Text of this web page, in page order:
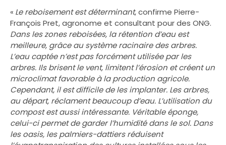
« Le reboisement est déterminant, confirme Pierre-
François Pret, agronome et consultant pour des ONG.
Dans les zones reboisées, la rétention d’eau est
meilleure, grâce au système racinaire des arbres.
L’eau captée n’est pas forcément utilisée par les
arbres. Ils brisent le vent, limitent l’érosion et créent un
microclimat favorable à la production agricole.
Cependant, il est difficile de les implanter. Les arbres,
au départ, réclament beaucoup d’eau. L’utilisation du
compost est aussi intéressante. Véritable éponge,
celui-ci permet de garder l’humidité dans le sol. Dans
les oasis, les palmiers-dattiers réduisent